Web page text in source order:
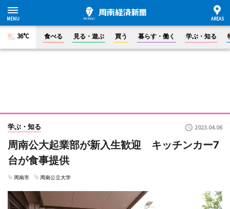
36°C 食べる 見る・遊ぶ 買う 暮らす・働く 学ぶ・知る
学ぶ・知る 2023.04.06
周南公大起業部が新入生歓迎 キッチンカー7
台が食事提供
周南市 周南公立大学